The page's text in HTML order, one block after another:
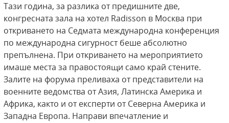
Тази година, за разлика от предишните две,
конгресната зала на хотел Radisson в Москва при
откриването на Седмата международна конференция
по международна сигурност беше абсолютно
препълнена. При откриването на мероприятието
имаше места за правостоящи само край стените.
Залите на форума преливаха от представители на
военните ведомства от Азия, Латинска Америка и
Африка, както и от експерти от Северна Америка и
Западна Европа. Направи впечатление и